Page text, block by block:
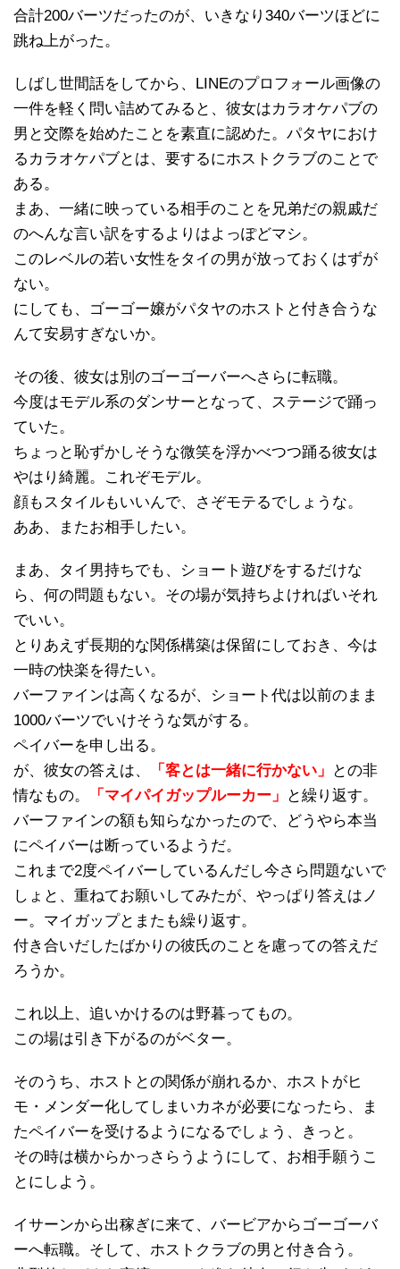
合計200バーツだったのが、いきなり340バーツほどに
跳ね上がった。
しばし世間話をしてから、LINEのプロフォール画像の
一件を軽く問い詰めてみると、彼女はカラオケパブの
男と交際を始めたことを素直に認めた。パタヤにおけ
るカラオケパブとは、要するにホストクラブのことで
ある。
まあ、一緒に映っている相手のことを兄弟だの親戚だ
のへんな言い訳をするよりはよっぽどマシ。
このレベルの若い女性をタイの男が放っておくはずが
ない。
にしても、ゴーゴー嬢がパタヤのホストと付き合うな
んて安易すぎないか。
その後、彼女は別のゴーゴーバーへさらに転職。
今度はモデル系のダンサーとなって、ステージで踊っ
ていた。
ちょっと恥ずかしそうな微笑を浮かべつつ踊る彼女は
やはり綺麗。これぞモデル。
顔もスタイルもいいんで、さぞモテるでしょうな。
ああ、またお相手したい。
まあ、タイ男持ちでも、ショート遊びをするだけな
ら、何の問題もない。その場が気持ちよければいそれ
でいい。
とりあえず長期的な関係構築は保留にしておき、今は
一時の快楽を得たい。
バーファインは高くなるが、ショート代は以前のまま
1000バーツでいけそうな気がする。
ペイバーを申し出る。
が、彼女の答えは、
「客とは一緒に行かない」
との非
情なもの。
「マイパイガップルーカー」
と繰り返す。
バーファインの額も知らなかったので、どうやら本当
にペイバーは断っているようだ。
これまで2度ペイバーしているんだし今さら問題ないで
しょと、重ねてお願いしてみたが、やっぱり答えはノ
ー。マイガップとまたも繰り返す。
付き合いだしたばかりの彼氏のことを慮っての答えだ
ろうか。
これ以上、追いかけるのは野暮ってもの。
この場は引き下がるのがベター。
そのうち、ホストとの関係が崩れるか、ホストがヒ
モ・メンダー化してしまいカネが必要になったら、ま
たペイバーを受けるようになるでしょう、きっと。
その時は横からかっさらうようにして、お相手願うこ
とにしよう。
イサーンから出稼ぎに来て、バービアからゴーゴーバ
ーへ転職。そして、ホストクラブの男と付き合う。